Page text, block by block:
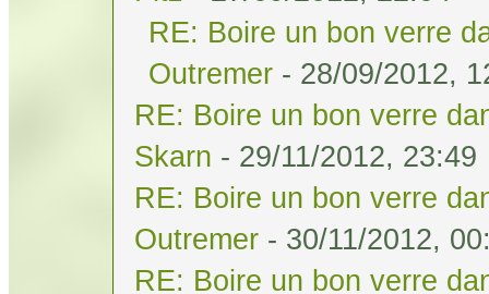
RE: Boire un bon verre
Outremer - 28/09/2012,
RE: Boire un bon verre
Skarn - 29/11/2012, 23:49
RE: Boire un bon verre
Outremer - 30/11/2012,
RE: Boire un bon verre